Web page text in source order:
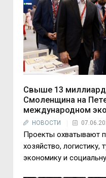
Свыше 13
Смоленщина на
международном
НОВОСТИ
Проекты охватывают
хозяйство, логистику,
экономику и